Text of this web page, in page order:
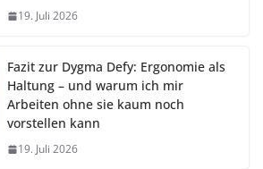
19. Juli 2026
Fazit zur Dygma Defy: Ergonomie als
Haltung – und warum ich mir
Arbeiten ohne sie kaum noch
vorstellen kann
19. Juli 2026